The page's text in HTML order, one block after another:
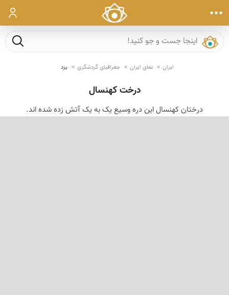
ورود
جست و
ایران نمای ایران جغرافیای گردشگری یزد
درخت کهنسال
درختان کهنسال این دره وسیع یک به یک آتش زده شده اند.